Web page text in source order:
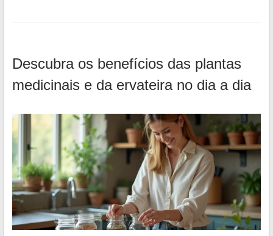
Descubra os benefícios das plantas
medicinais e da ervateira no dia a dia